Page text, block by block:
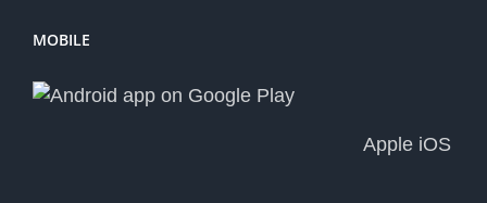
MOBILE
Apple iOS